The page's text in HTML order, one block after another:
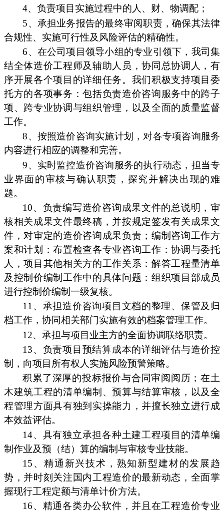
4、负责项目实施过程中的人、财、物调配；
5、承担业务报告的最终审阅职责，确保其法律
合规性、实施可行性及风险评估的精确性。
6、在公司项目领导小组的专业引领下，我司集
结全体造价工程师及辅助人员，协同总协调人，有
序开展各个项目的详细任务。我们积极支持项目委
托方的各项事务：包括负责造价咨询服务中的跨子
项、跨专业协调与组织管理，以及全面的质量监督
工作。
8、按照造价咨询实施计划，对各专项咨询服务
内容进行相应的调整和完善。
9、实时监控造价咨询服务的执行动态，担当专
业界面的审核与确认职责，探究并解决出现的难
题。
10、负责编写造价咨询成果文件的总说明，审
核相关成果文件最终稿，并按规定签发有关成果文
件，对审定的造价咨询成果负责；编制咨询工作方
案和计划：布置检查各专业咨询工作：协调与委托
人，项目其他相关方的工作关系：解答工程量清单
及控制价编制工作中的具体问题：组织项目部成员
进行控制价编制一级复核。
11、承担造价咨询项目文档的整理、保管及归
档工作，协同相关部门实施有效的档案管理工作。
12、承担与项目业主方的全面协调联络职责。
13、负责项目预结算成本的详细评估与造价控
制，向项目所有权人实施风险预警策略。
积累了深厚的投标报价与合同审阅阅历；在土
木建筑工程的清单编制、预算与结算审核，以及全
程管理方面具有独到实操能力，并擅长独立进行成
本效益评估。
14、具有独立承担各种土建工程项目的清单编
制作业及预（结）算的编制与审核专业技能。
15、精通新兴技术，熟知新型建材的发展趋
势，并时刻关注国内工程造价的最新动态，全面掌
握现行工程定额与清单计价方法。
16、精通各类办公软件，并且在工程造价专业